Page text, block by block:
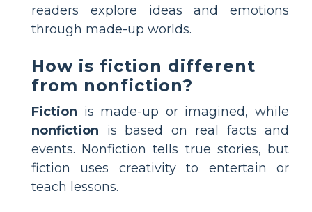
readers explore ideas and emotions
through made-up worlds.
How is fiction different
from nonfiction?
Fiction is made-up or imagined, while
nonfiction is based on real facts and
events. Nonfiction tells true stories, but
fiction uses creativity to entertain or
teach lessons.